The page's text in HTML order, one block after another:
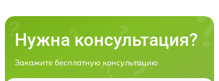
Нужна консультация?
Закажите бесплатную консультацию